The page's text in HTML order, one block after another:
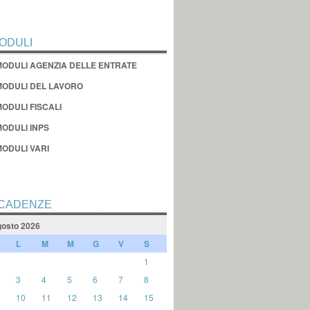
AGENZIA DELLE ENTRATE
DEL LAVORO
FISCALI
INPS
VARI
2026
L M M G V S
1
3 4 5 6 7
8
10 11 12 13 14
15